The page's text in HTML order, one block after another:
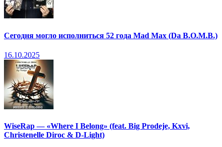
Сегодня могло исполниться 52 года Mad Max (Da B.O.M.B.)
16.10.2025
WiseRap — «Where I Belong» (feat. Big Prodeje, Kxvi,
Christenelle Diroc & D-Light)